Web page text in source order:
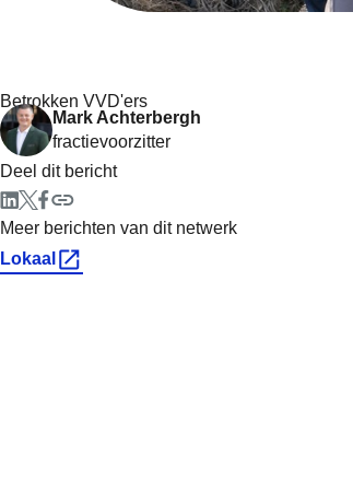
Betrokken VVD'ers
Mark Achterbergh
fractievoorzitter
Deel dit bericht
Meer berichten van dit netwerk
Lokaal